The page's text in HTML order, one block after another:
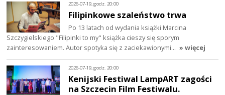
2026-07-19, godz. 20:00
Filipinkowe szaleństwo trwa
Po 13 latach od wydania książki Marcina
Szczygielskiego "Filipinki to my" książka cieszy się sporym
zainteresowaniem. Autor spotyka się z zaciekawionymi… » więcej
2026-07-19, godz. 20:00
Kenijski Festiwal LampART zagości
na Szczecin Film Festiwalu.